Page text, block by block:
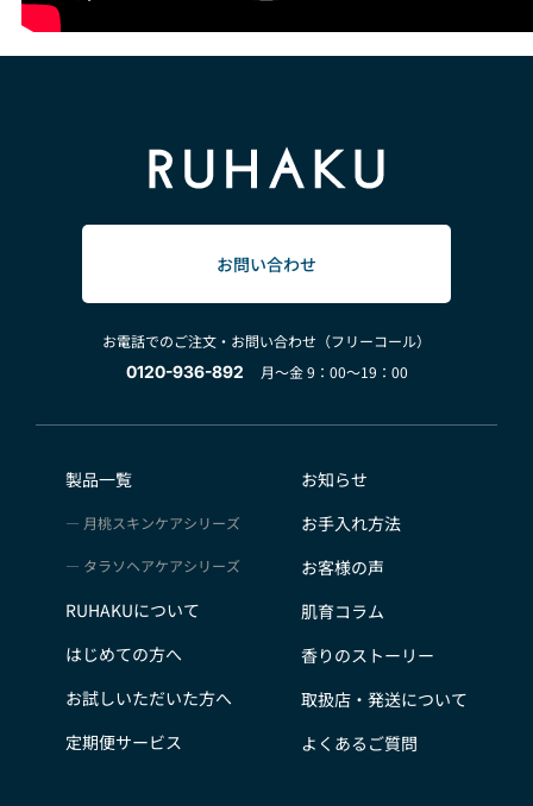
お問い合わせ
お電話でのご注文・お問い合わせ（フリーコール）
0120-936-892
月～金 9：00～19：00
製品一覧
月桃スキンケアシリーズ
タラソヘアケアシリーズ
RUHAKUについて
はじめての方へ
お試しいただいた方へ
定期便サービス
お知らせ
お手入れ方法
お客様の声
肌育コラム
香りのストーリー
取扱店・発送について
よくあるご質問